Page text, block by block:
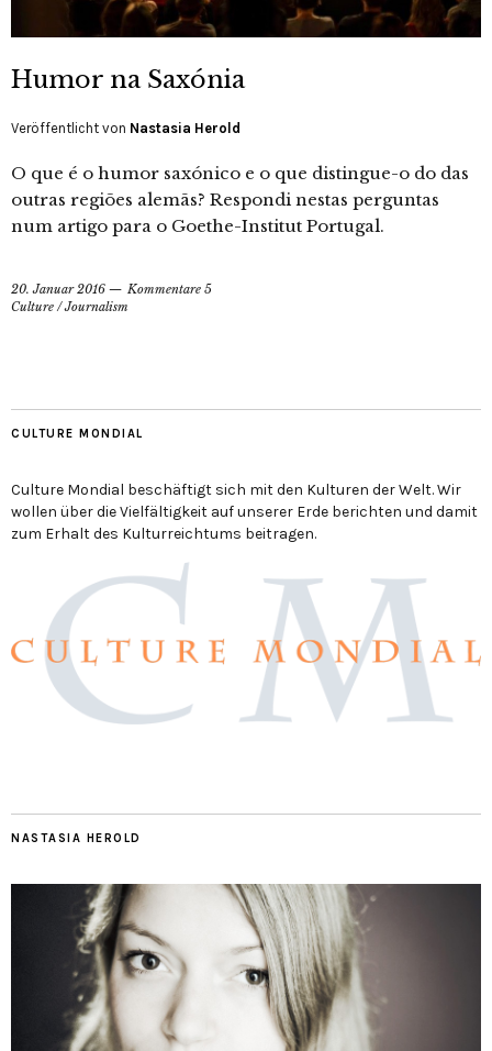
Humor na Saxónia
Veröffentlicht von Nastasia Herold
O que é o humor saxónico e o que distingue-o do das
outras regiões alemãs? Respondi nestas perguntas
num artigo para o Goethe-Institut Portugal.
20. Januar 2016
Kommentare 5
Culture /Journalism
CULTURE MONDIAL
Culture Mondial beschäftigt sich mit den Kulturen der Welt. Wir
wollen über die Vielfältigkeit auf unserer Erde berichten und damit
zum Erhalt des Kulturreichtums beitragen.
NASTASIA HEROLD